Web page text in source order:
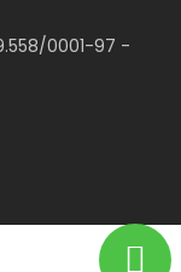
0001-97 -